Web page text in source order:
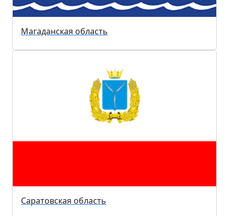
Магаданская область
Саратовская область